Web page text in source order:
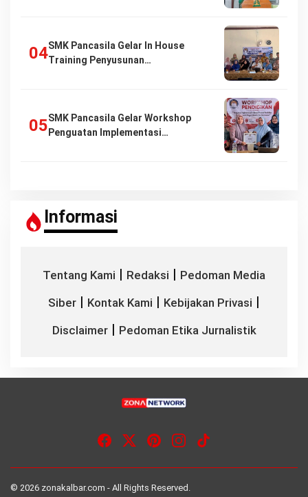
SMK Pancasila Gelar In House
Training Penyusunan…
SMK Pancasila Gelar Workshop
Penguatan Implementasi…
Informasi
Tentang Kami | Redaksi | Pedoman Media
Siber | Kontak Kami | Kebijakan Privasi |
Disclaimer| Pedoman Etika Jurnalistik
© 2026 zonakalbar.com - All Rights Reserved.